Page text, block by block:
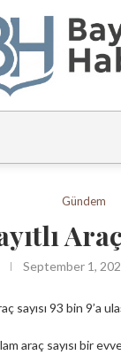
Gündem
Araç
September 1,
sayısı 93 bin 9’a
araç sayısı bir